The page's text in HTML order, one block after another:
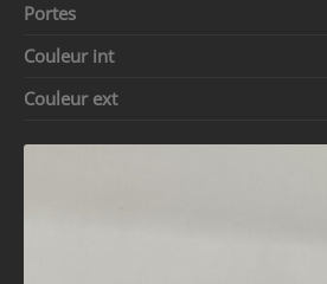
Portes
Couleur int
Couleur ext